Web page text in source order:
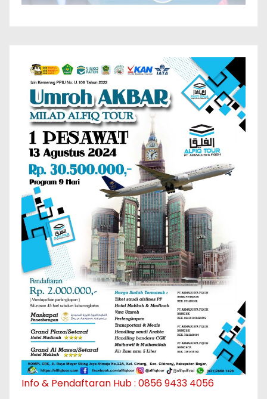
Info & Pendaftaran Hub : 0856 9433 4056